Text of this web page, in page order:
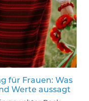
für Frauen: Was
Werte aussagt